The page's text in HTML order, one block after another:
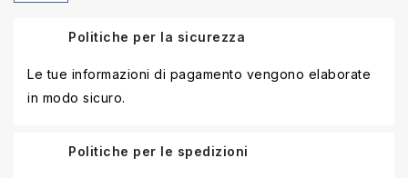
Politiche per la sicurezza
Le tue informazioni di pagamento vengono elaborate
in modo sicuro.
Politiche per le spedizioni